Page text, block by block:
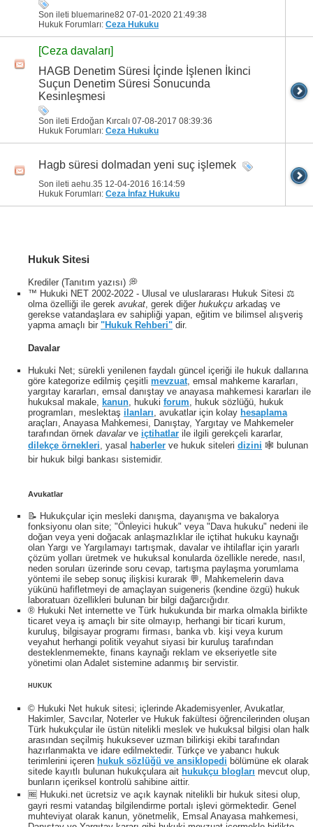
Son ileti bluemarine82 07-01-2020 21:49:38
Hukuk Forumları: Ceza Hukuku
[Ceza davaları]
HAGB Denetim Süresi İçinde İşlenen İkinci
Suçun Denetim Süresi Sonucunda
Kesinleşmesi
Son ileti Erdoğan Kırcalı 07-08-2017 08:39:36
Hukuk Forumları: Ceza Hukuku
Hagb süresi dolmadan yeni suç işlemek
Son ileti aehu.35 12-04-2016 16:14:59
Hukuk Forumları: Ceza İnfaz Hukuku
Hukuk Sitesi
Krediler (Tanıtım yazısı) 💭
™ Hukuki NET 2002-2022 - Ulusal ve uluslararası Hukuk Sitesi ⚖️
olma özelliği ile gerek avukat, gerek diğer hukukçu arkadaş ve
gerekse vatandaşlara ev sahipliği yapan, eğitim ve bilimsel alışveriş
yapma amaçlı bir "Hukuk Rehberi" dir.
Davalar
Hukuki Net; sürekli yenilenen faydalı güncel içeriği ile hukuk dallarına
göre kategorize edilmiş çeşitli mevzuat , emsal mahkeme kararları,
yargıtay kararları, emsal danıştay ve anayasa mahkemesi kararları ile
hukuksal makale,
kanun , hukuki forum , hukuk sözlüğü, hukuk
programları, meslektaş ilanları , avukatlar için kolay hesaplama
araçları, Anayasa Mahkemesi, Danıştay, Yargıtay ve Mahkemeler
tarafından örnek davalarve içtihatlar ile ilgili gerekçeli kararlar,
dilekçe örnekleri , yasal haberler ve hukuk siteleri dizini 🕸 bulunan
bir hukuk bilgi bankası sistemidir.
Avukatlar
📝 Hukukçular için mesleki danışma, dayanışma ve bakalorya
fonksiyonu olan site; "Önleyici hukuk" veya "Dava hukuku" nedeni ile
doğan veya yeni doğacak anlaşmazlıklar ile içtihat hukuku kaynağı
olan Yargı ve Yargılamayı tartışmak, davalar ve ihtilaflar için yararlı
çözüm yolları üretmek ve hukuksal konularda özellikle nerede, nasıl,
neden soruları üzerinde soru cevap, tartışma paylaşma yorumlama
yöntemi ile sebep sonuç ilişkisi kurarak 💬, Mahkemelerin dava
yükünü hafifletmeyi de amaçlayan suigeneris (kendine özgü) hukuk
laboratuarı özellikleri bulunan bir bilgi dağarcığıdır.
® Hukuki Net internette ve Türk hukukunda bir marka olmakla birlikte
ticaret veya iş amaçlı bir site olmayıp, herhangi bir ticari kurum,
kuruluş, bilgisayar programı firması, banka vb. kişi veya kurum
veyahut herhangi politik veyahut siyasi bir kuruluş tarafından
desteklenmemekte, finans kaynağı reklam ve ekseriyetle site
yönetimi olan Adalet sistemine adanmış bir servistir.
HUKUK
© Hukuki Net hukuk sitesi; içlerinde Akademisyenler, Avukatlar,
Hakimler, Savcılar, Noterler ve Hukuk fakültesi öğrencilerinden oluşan
Türk hukukçular ile üstün nitelikli meslek ve hukuksal bilgisi olan halk
arasından seçilmiş hukuksever uzman bilirkişi ekibi tarafından
hazırlanmakta ve idare edilmektedir. Türkçe ve yabancı hukuk
terimlerini içeren hukuk sözlüğü ve ansiklopedi bölümüne ek olarak
sitede kayıtlı bulunan hukukçulara ait hukukçu blogları mevcut olup,
bunların içeriksel kontrolü sahibine aittir.
🆓 Hukuki.net ücretsiz ve açık kaynak nitelikli bir hukuk sitesi olup,
gayri resmi vatandaş bilgilendirme portalı işlevi görmektedir. Genel
muhteviyat olarak kanun, yönetmelik, Emsal Anayasa mahkemesi,